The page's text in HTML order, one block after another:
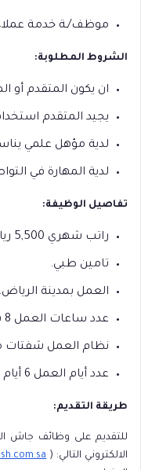
موظف/ـة خدمة
الشروط المطلوبة:
ان يكون المتقدم أو
يجيد المتقدم
لدية مؤهل علمي
لدية المهارة في
تفاصيل الوظيفة:
راتب شهري 5,500 ريال.
تامين طبي.
العمل بمدينة الرياض.
عدد ساعات العمل 8 ساعات.
نظام العمل شفتات
عدد أيام العمل 6 أيام في الأسبوع.
طريقة التقديم:
للتقديم على وظائف جاش
الالكتروني التالي: (